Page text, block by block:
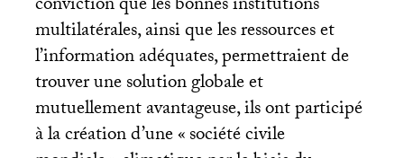
conviction que les bonnes institutions
multilatérales, ainsi que les ressources et
l’information adéquates, permettraient de
trouver une solution globale et
mutuellement avantageuse, ils ont participé
à la création d’une «société civile